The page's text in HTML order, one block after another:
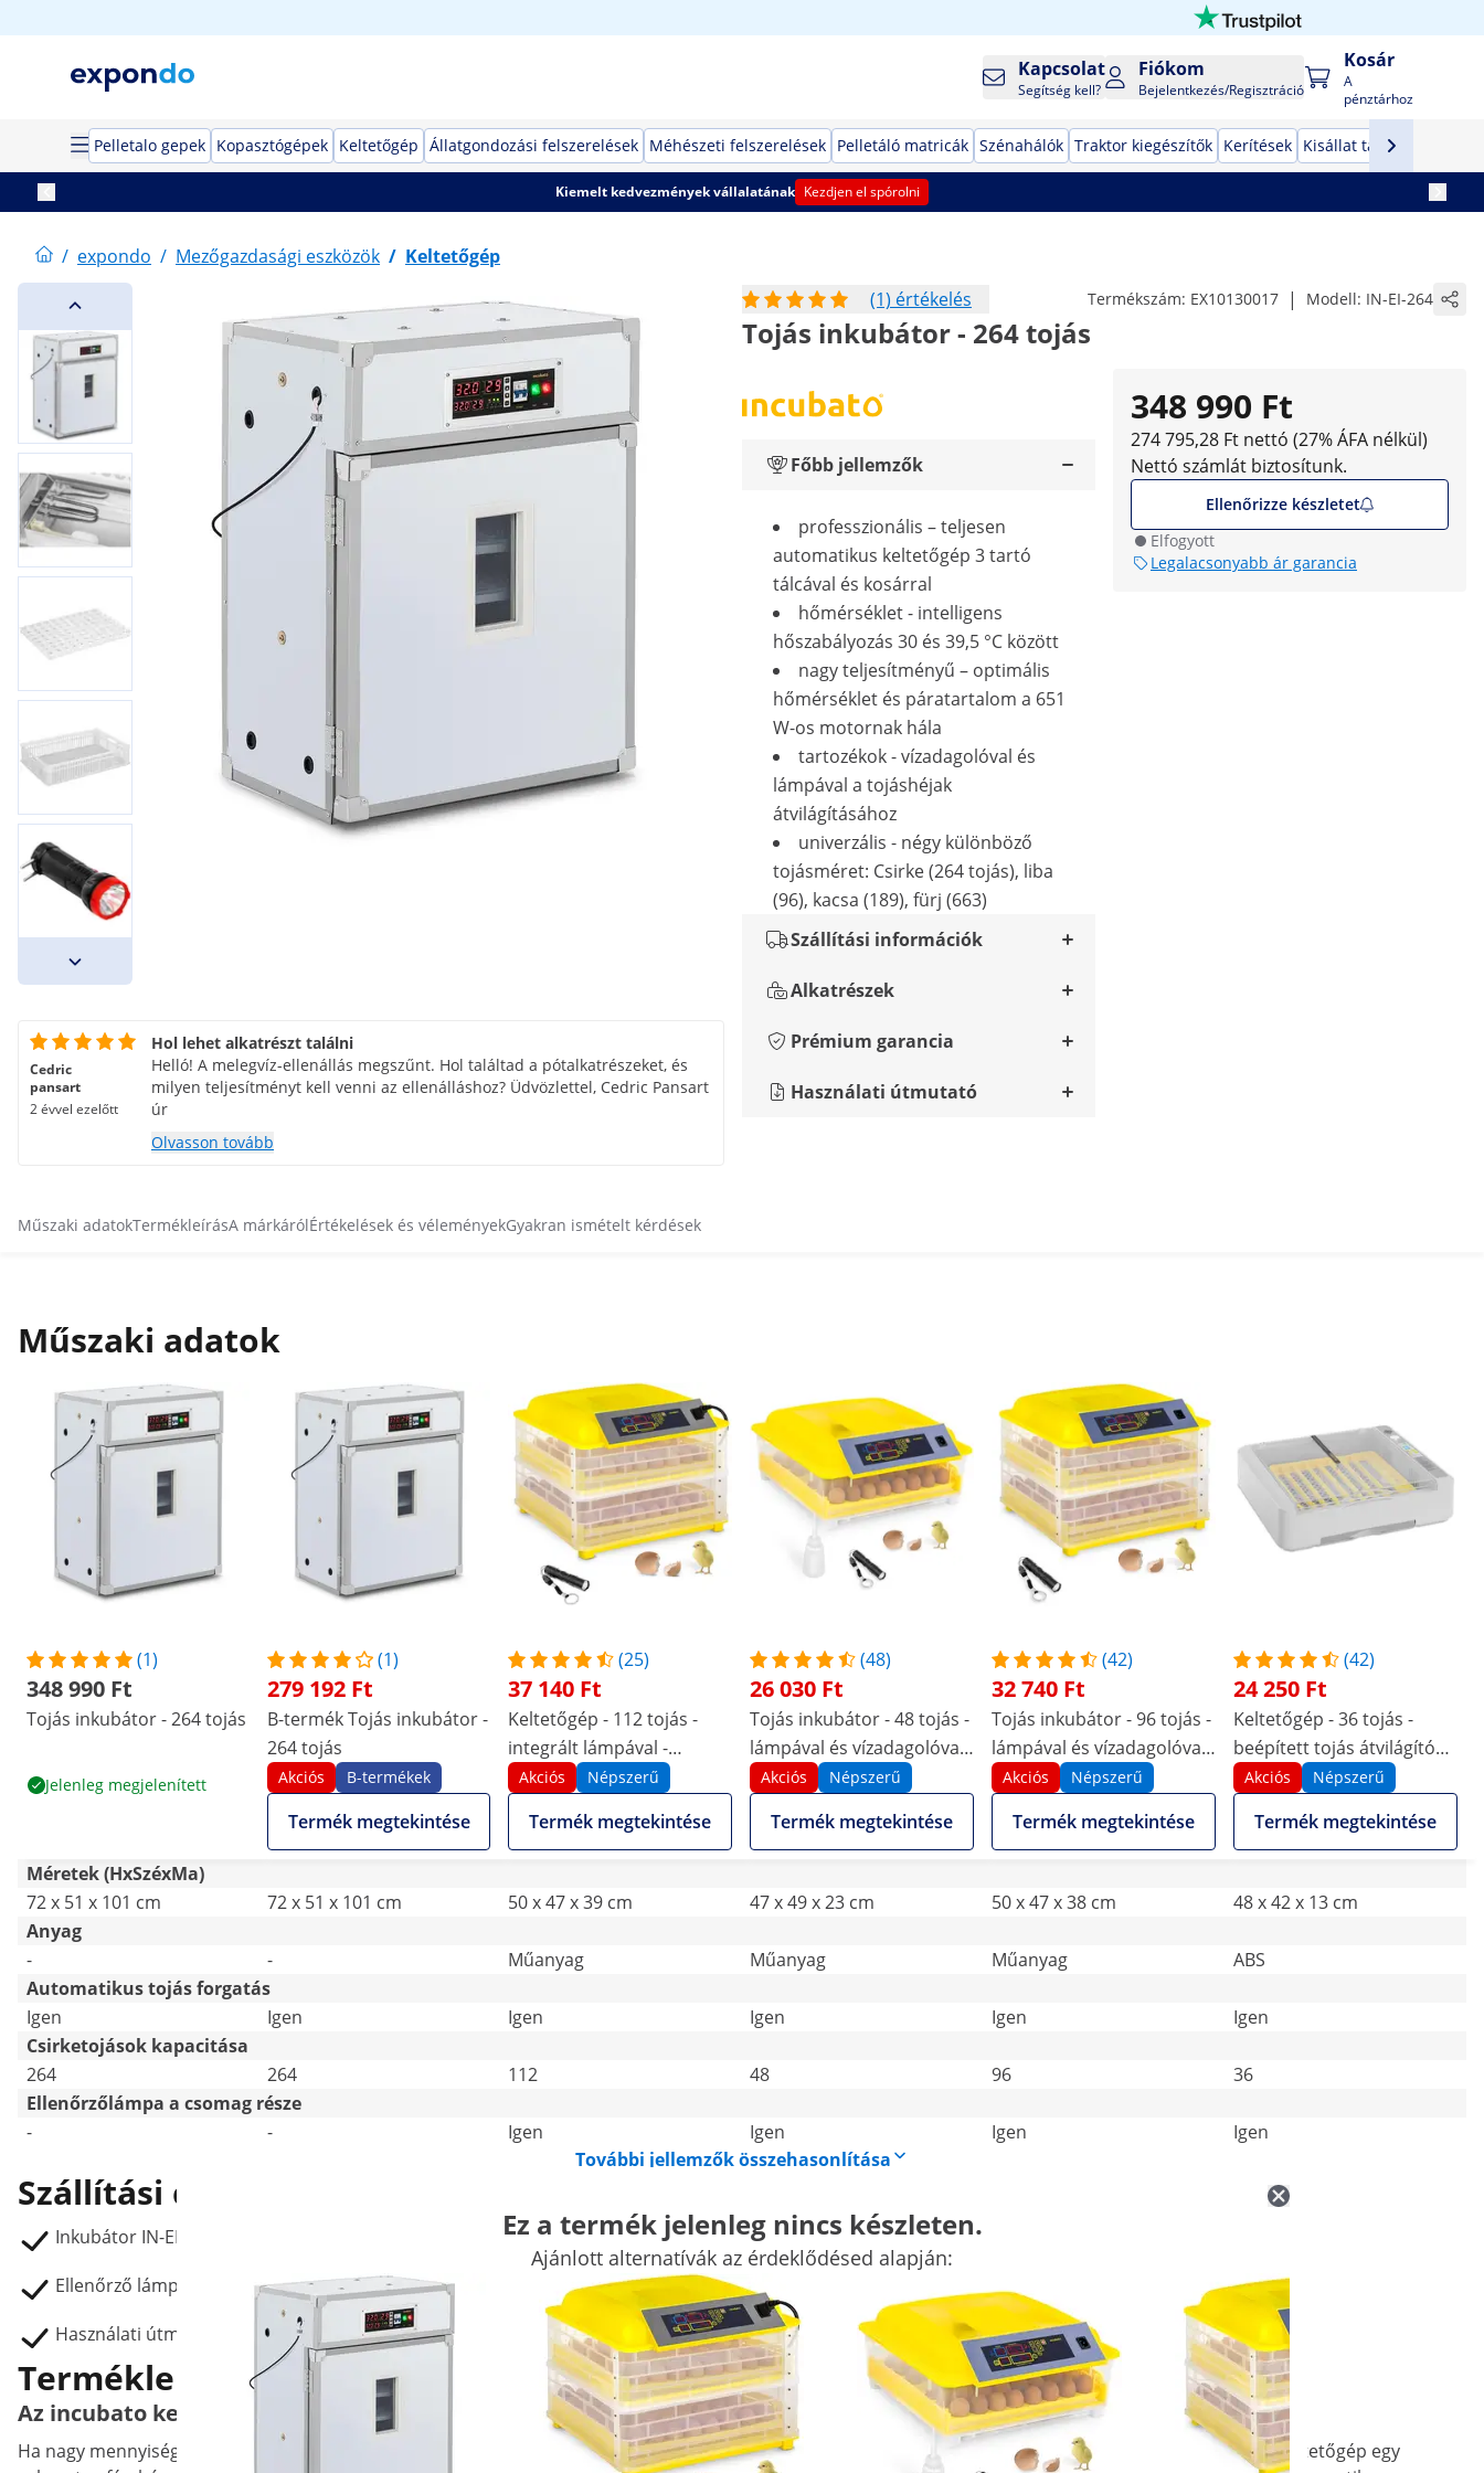
Kapcsolat
Segítség kell?
Fiókom
Bejelentkezés/Regisztráció
Kosár
A
pénztárhoz
Pelletalo gepek Kopasztógépek Keltetőgép Állatgondozási felszerelések Méhészeti felszerelések Pelletáló matricák Szénahálók Traktor kiegészítők Kerítések Kisállat tartozékok
Kiemelt kedvezmények vállalatának Kezdjen el spórolni
/ expondo / Mezőgazdasági eszközök / Keltetőgép
(1) értékelés
Termékszám: EX10130017 | Modell: IN-EI-264
Tojás inkubátor - 264 tojás
348 990 Ft
274 795,28 Ft nettó (27% ÁFA nélkül)
Nettó számlát biztosítunk.
Ellenőrizze készletet
Elfogyott
Legalacsonyabb ár garancia
Főbb jellemzők
professzionális – teljesen
automatikus keltetőgép 3 tartó
tálcával és kosárral
hőmérséklet - intelligens
hőszabályozás 30 és 39,5 °C között
nagy teljesítményű – optimális
hőmérséklet és páratartalom a 651
W-os motornak hála
tartozékok - vízadagolóval és
lámpával a tojáshéjak
átvilágításához
univerzális - négy különböző
tojásméret: Csirke (264 tojás), liba
(96), kacsa (189), fürj (663)
Szállítási információk
Alkatrészek
Prémium garancia
Használati útmutató
Cedric
pansart
2 évvel ezelőtt
Hol lehet alkatrészt találni
Helló! A melegvíz-ellenállás megszűnt. Hol találtad a pótalkatrészeket, és
milyen teljesítményt kell venni az ellenálláshoz? Üdvözlettel, Cedric Pansart
úr
Olvasson tovább
Műszaki adatokTermékleírásA márkárólÉrtékelések és véleményekGyakran ismételt kérdések
Műszaki adatok
(1)
348 990 Ft
Tojás inkubátor - 264 tojás
Jelenleg megjelenített
(1)
279 192 Ft
B-termék Tojás inkubátor -
264 tojás
Akciós B-termékek
Termék megtekintése
(25)
37 140 Ft
Keltetőgép - 112 tojás -
integrált lámpával -
teljesen automatikus
Akciós Népszerű
Termék megtekintése
(48)
26 030 Ft
Tojás inkubátor - 48 tojás -
lámpával és vízadagolóval -
teljesen automatikus
Akciós Népszerű
Termék megtekintése
(42)
32 740 Ft
Tojás inkubátor - 96 tojás -
lámpával és vízadagolóval -
teljesen automatikus
Akciós Népszerű
Termék megtekintése
(42)
24 250 Ft
Keltetőgép - 36 tojás -
beépített tojás átvilágító
lámpa - teljesen
automatikus
Akciós Népszerű
Termék megtekintése
Méretek (HxSzéxMa)
72 x 51 x 101 cm
72 x 51 x 101 cm 50 x 47 x 39 cm 47 x 49 x 23 cm 50 x 47 x 38 cm
48 x 42 x 13 cm
Anyag
-
- Műanyag Műanyag Műanyag
ABS
Automatikus tojás forgatás
Igen
Igen Igen Igen Igen
Igen
Csirketojások kapacitása
264
264 112 48 96
36
Ellenőrzőlámpa a csomag része
-
- Igen Igen Igen
Igen
További jellemzők összehasonlítása
Szállítási csomag
Inkubátor IN-EI-264
Ellenőrző lámpa
Használati útmutató
Ez a termék jelenleg nincs készleten.
Ajánlott alternatívák az érdeklődésed alapján:
Termékleírás
Az incubato keltetőgépje szárnyasokat kikeltet
Ha nagy mennyiségű szárnyasokat szeretne tenyészteni, akkor bízzon az incubato IN-EI-264 keltetőgépében. A mezőgazdasági felszerelések közé tartozó keltetőgép egy